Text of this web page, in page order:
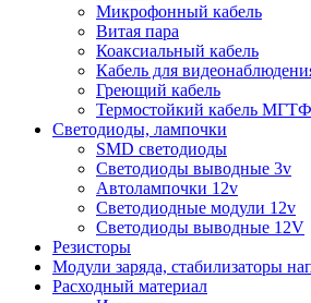
Микрофонный кабель
Витая пара
Коаксиальный кабель
Кабель для
Греющий кабель
Термостойкий кабель
Светодиоды, лампочки
SMD светодиоды
Светодиоды выводные 3v
Автолампочки 12v
Светодиодные модули 12v
Светодиоды выводные 12V
Резисторы
Модули заряда, стабилизаторы
Расходный материал